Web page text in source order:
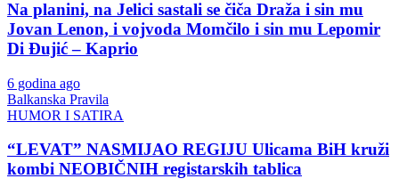
Na planini, na Jelici sastali se čiča Draža i sin mu
Jovan Lenon, i vojvoda Momčilo i sin mu Lepomir
Di Đujić – Kaprio
6 godina ago
Balkanska Pravila
HUMOR I SATIRA
“LEVAT” NASMIJAO REGIJU Ulicama BiH kruži
kombi NEOBIČNIH registarskih tablica